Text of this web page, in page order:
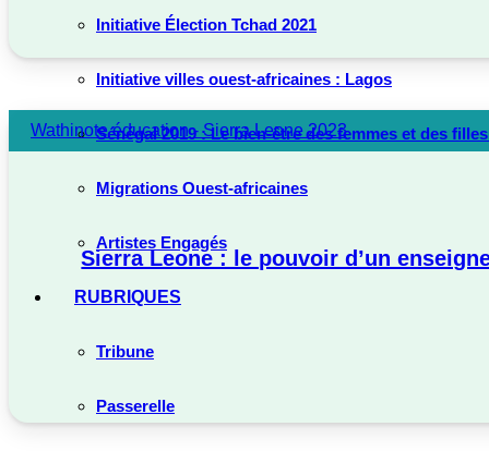
Initiative Élection Tchad 2021
Initiative villes ouest-africaines : Lagos
Sénégal 2019 : Le bien-être des femmes et des
Migrations Ouest-africaines
Artistes Engagés
RUBRIQUES
Tribune
Passerelle
Wathinote éducation - Sierra Leone 2023
Sierra Leone : le pouvoir d’un